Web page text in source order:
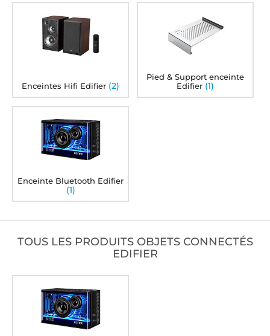
Enceintes Hifi Edifier (2)
Pied & Support enceinte
Edifier (1)
Enceinte Bluetooth Edifier
(1)
TOUS LES PRODUITS OBJETS CONNECTÉS
EDIFIER